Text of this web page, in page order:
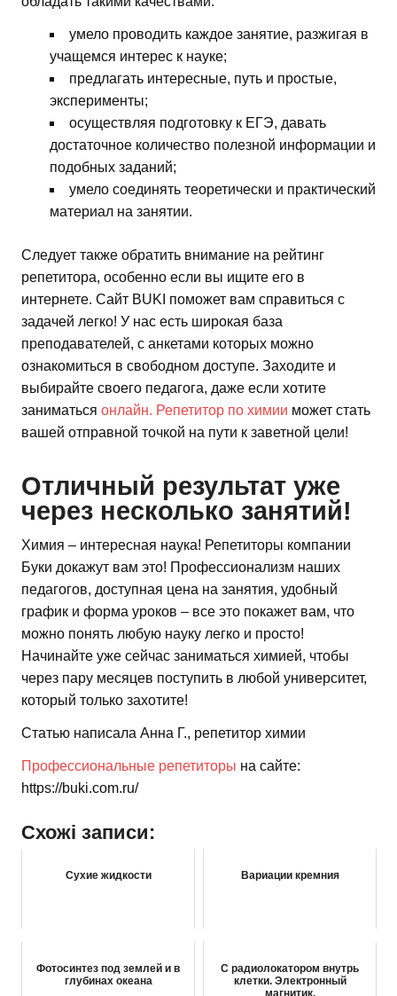
умело проводить каждое занятие, разжигая в
учащемся интерес к науке;
предлагать интересные, путь и простые,
эксперименты;
осуществляя подготовку к ЕГЭ, давать
достаточное количество полезной информации и
подобных заданий;
умело соединять теоретически и практический
материал на занятии.
Следует также обратить внимание на рейтинг
репетитора, особенно если вы ищите его в
интернете. Сайт BUKI поможет вам справиться с
задачей легко! У нас есть широкая база
преподавателей, с анкетами которых можно
ознакомиться в свободном доступе. Заходите и
выбирайте своего педагога, даже если хотите
заниматься онлайн. Репетитор по химии может стать
вашей отправной точкой на пути к заветной цели!
Отличный результат уже
через несколько занятий!
Химия – интересная наука! Репетиторы компании
Буки докажут вам это! Профессионализм наших
педагогов, доступная цена на занятия, удобный
график и форма уроков – все это покажет вам, что
можно понять любую науку легко и просто!
Начинайте уже сейчас заниматься химией, чтобы
через пару месяцев поступить в любой университет,
который только захотите!
Статью написала Анна Г., репетитор химии
Профессиональные репетиторы на сайте:
https://buki.com.ru/
Схожі записи:
Сухие жидкости Вариации кремния
Фотосинтез под землей и в
глубинах океана
С радиолокатором внутрь
клетки. Электронный